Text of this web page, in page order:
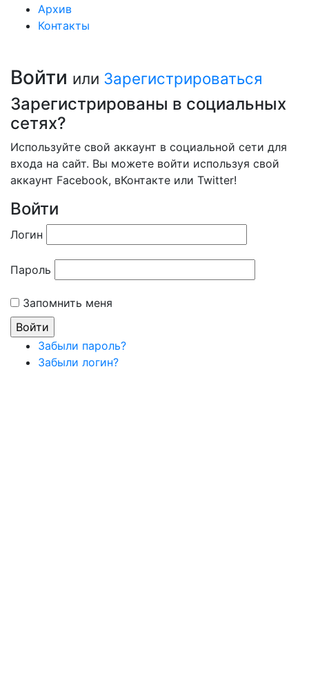
Архив
Контакты
Войти или Зарегистрироваться
Зарегистрированы в социальных
сетях?
Используйте свой аккаунт в социальной сети для
входа на сайт. Вы можете войти используя свой
аккаунт Facebook, вКонтакте или Twitter!
Войти
Логин
Пароль
Запомнить меня
Забыли пароль?
Забыли логин?